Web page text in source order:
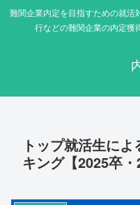
難関企業内定を目指すための就活
行などの難関企業の内定獲
トップ就活生に
キング【2025卒・